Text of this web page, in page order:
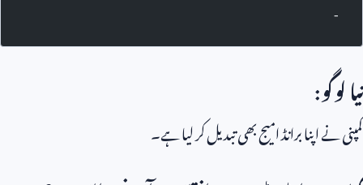
-
نیا لوگو:
کمپنی نے اپنا برانڈ امیج بھی تبدیل کر لیا ہے۔